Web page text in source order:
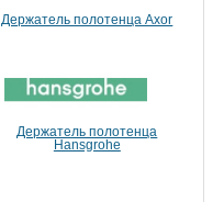
Держатель полотенца Axor
Держатель полотенца
Hansgrohe